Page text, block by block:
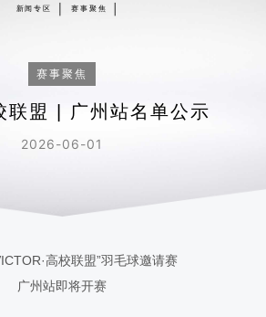
新闻专区 赛事聚焦
赛事聚焦
联盟 | 广州站名单公示
2026-06-01
高校联盟”羽毛球邀请赛
广州站即将开赛